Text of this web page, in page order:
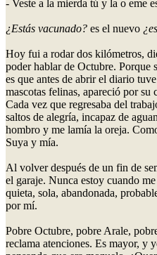
- Veste a la mierda tú y la o eme
¿Estás vacunado? es el nuevo
Hoy fui a rodar dos kilómetros,
poder hablar de Octubre. Porque
es que antes de abrir el diario
mascotas felinas, apareció por su
Cada vez que regresaba del
saltos de alegría, incapaz de
hombro y me lamía la oreja.
Suya y mía.
Al volver después de un fin de
el garaje. Nunca estoy cuando
quieta, sola, abandonada,
por mí.
Pobre Octubre, pobre Arale,
reclama atenciones. Es mayor, y